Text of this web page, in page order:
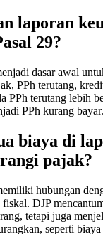
laporan
29?
dasar awal
PPh terutang,
PPh terutang lebih
PPh kurang bayar.
biaya di
pajak?
hubungan
DJP
tetapi juga
seperti